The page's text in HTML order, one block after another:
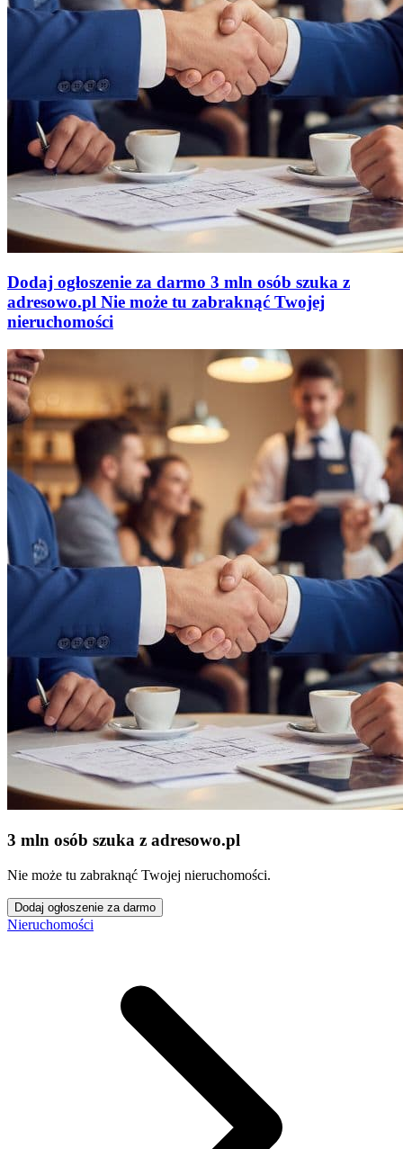
Dodaj ogłoszenie za darmo 3 mln osób szuka z
adresowo.pl Nie może tu zabraknąć Twojej
nieruchomości
3 mln osób szuka z adresowo.pl
Nie może tu zabraknąć Twojej nieruchomości.
Dodaj ogłoszenie za darmo
Nieruchomości